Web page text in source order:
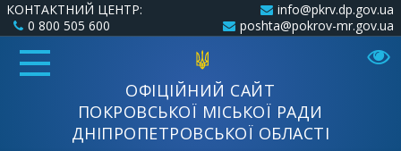
КОНТАКТНИЙ ЦЕНТР:
0 800 505 600
info@pkrv.dp.gov.ua
poshta@pokrov-mr.gov.ua
ОФІЦІЙНИЙ САЙТ
ПОКРОВСЬКОЇ МІСЬКОЇ РАДИ
ДНІПРОПЕТРОВСЬКОЇ ОБЛАСТІ